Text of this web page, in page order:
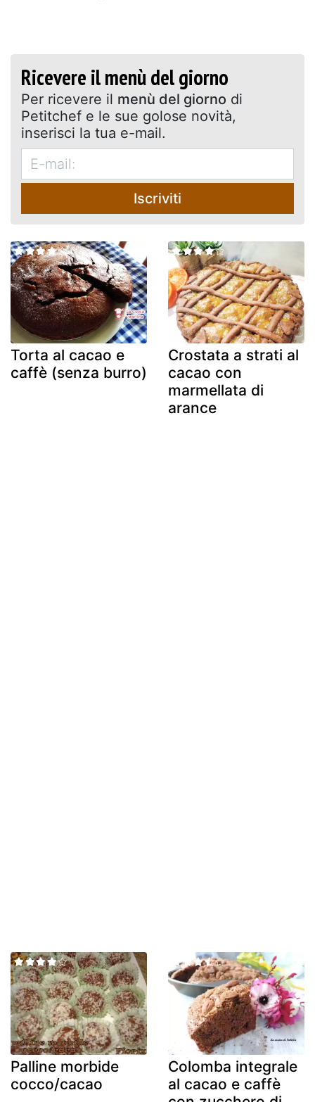
Ricevere il menù del giorno
Per ricevere il menù del giorno di
Petitchef e le sue golose novità,
inserisci la tua e-mail.
Iscriviti
Torta al cacao e
caffè (senza burro)
Crostata a strati al
cacao con
marmellata di
arance
Palline morbide
cocco/cacao
Colomba integrale
al cacao e caffè